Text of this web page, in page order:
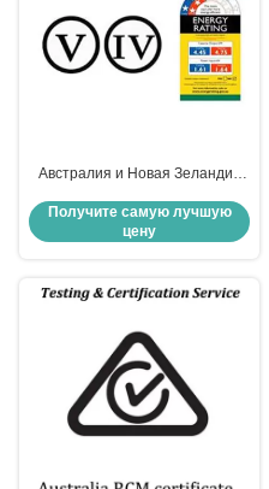
Австралия и Новая Зеландия
Австралийская сертификация
GEMS по энергоэффективности
Получите самую лучшую
цену